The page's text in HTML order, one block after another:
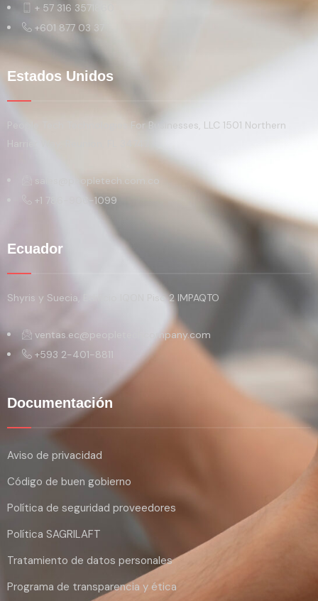
+ 57 316 3571860
+601 877 03 37
Estados Unidos
People Tech Technologies For Businesses, LLC 1501 Northern
Harrier Way, Reunion, FL 34747
sales@peopletech.com.co
+1 786-906-1099
Ecuador
Shyris y Suecia, Edificio IQON Piso 2 IMPAQTO
ventas.ec@peopletechcompany.com
+593 2-401-8811
Documentación
Aviso de privacidad
Código de buen gobierno
Política de seguridad proveedores
Política SAGRILAFT
Tratamiento de datos personales
Programa de transparencia y ética